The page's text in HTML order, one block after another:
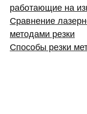
работающие на
Сравнение
методами резки
Способы резки